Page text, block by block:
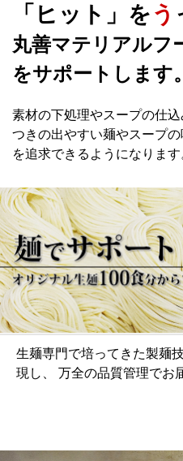
「ヒット」をう
丸善マテリアルフ
をサポートします。
素材の下処理やスープの仕
つきの出やすい麺やスープ
を追求できるようになります
生麺専門で培ってきた製麺
現し、
万全の品質管理でお